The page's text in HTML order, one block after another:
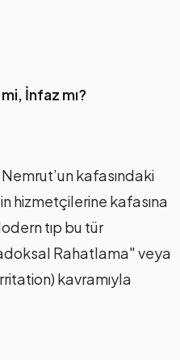
İnfaz mı?
Nemrut’un kafasındaki
hizmetçilerine kafasına
tıp bu tür
Rahatlama" veya
kavramıyla